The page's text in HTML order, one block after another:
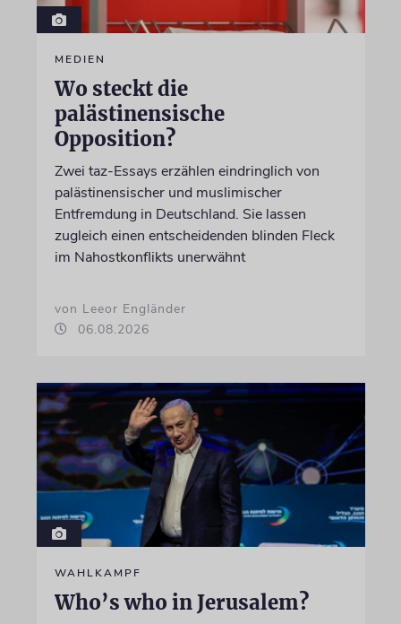
MEDIEN
Wo steckt die
palästinensische
Opposition?
Zwei taz-Essays erzählen eindringlich von
palästinensischer und muslimischer
Entfremdung in Deutschland. Sie lassen
zugleich einen entscheidenden blinden Fleck
im Nahostkonflikts unerwähnt
von Leeor Engländer
06.08.2026
WAHLKAMPF
Who’s who in Jerusalem?